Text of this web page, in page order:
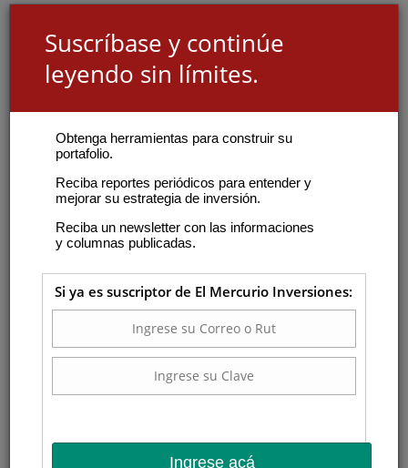
Suscríbase y continúe
leyendo sin límites.
Obtenga herramientas para construir su
portafolio.
Reciba reportes periódicos para entender y
mejorar su estrategia de inversión.
Reciba un newsletter con las informaciones
y columnas publicadas.
Si ya es suscriptor de El Mercurio Inversiones:
Ingrese acá